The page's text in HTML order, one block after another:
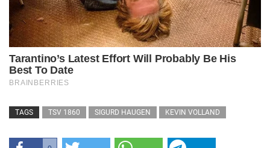
TAGS TSV 1860 SIGURD HAUGEN KEVIN VOLLAND